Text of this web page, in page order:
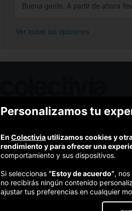
Buena gente. A partir de ahora
Ver todas las opiniones
Ofertas de hoy
Términos y condiciones
Política de privacidad y aviso legal
Política de cookies
Personalizamos tu
En Colectiviautilizamos cookies y
rendimiento y para ofrecer una
comportamiento y sus dispositivos.
Si seleccionas “Estoy de acuerdo”,
no recibirás ningún contenido
ajustar tus preferencias en cualquier